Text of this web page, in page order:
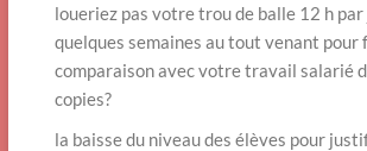
loueriez pas votre trou de balle 12 h
quelques semaines au tout venant
comparaison avec votre travail salarié
copies?
la baisse du niveau des élèves pour